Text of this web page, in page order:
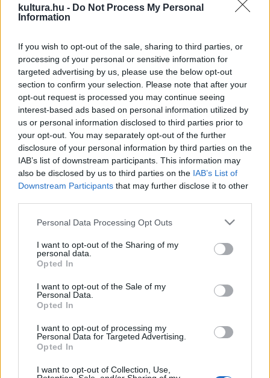
kultura.hu - Do Not Process My Personal
Information
If you wish to opt-out of the sale, sharing to third parties, or
processing of your personal or sensitive information for
targeted advertising by us, please use the below opt-out
section to confirm your selection. Please note that after your
opt-out request is processed you may continue seeing
interest-based ads based on personal information utilized by
us or personal information disclosed to third parties prior to
your opt-out. You may separately opt-out of the further
disclosure of your personal information by third parties on the
IAB’s list of downstream participants. This information may
also be disclosed by us to third parties on the IAB’s List of
Downstream Participants that may further disclose it to other
Please note that this website/app uses one or more Google
not limited to your visit or usage behaviour. You may click to
grant or deny consent to Google and its third-party tags to
use your data for below specified purposes in below Google
consent section.
Personal Data Processing Opt Outs
I want to opt-out of the Sharing of my
personal data.
Opted In
I want to opt-out of the Sale of my
Personal Data.
Opted In
I want to opt-out of processing my
Personal Data for Targeted Advertising.
Opted In
I want to opt-out of Collection, Use,
sörbetet kínálták vándor árusok.
A ma ismert első fagylaltot a szicíliai születésű Francesco
Procopio del Coltelli kínálta vendégeinek a Párizsban, 1686-
ban alapított Procope nevű, ma is működő kávéházában.
Magyarországon az Észak-Olaszországból bevándorolt
cukrászok már a 18. századtól árultak fagylaltot. A
nyelvújítás előtt a fagyit még hideg nyalatnak hívták. A
maihoz hasonló fagylaltot először Fischer Péter cukrász
kínált kioszkjában 1837-ben, a budapesti Szervita téren.
ostyában, spanyol tekercsben is árulták a hideg édességet.
A kiállítás nézői azt is megtudhatják, hogy egy philadelphiai
háziasszony, bizonyos Nancy Johnson találta fel 1846-ban a
kézzel hajtható fagylaltgépet. Az amerikai rendszerű gép
gyorsan elterjedt az egész világon, így Magyarországon is.
A fagylalt közeli rokona a parfé, amely ízesített, formába
fagyasztott tejszínhab. Budapesten a két világháború
között különösen kedveltek voltak az Auguszt-, a Hauer- és